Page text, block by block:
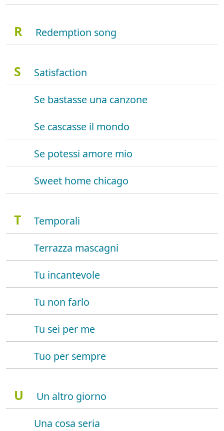
R Redemption song
S
Satisfaction
Se bastasse una canzone
Se cascasse il mondo
Se potessi amore mio
Sweet home chicago
T
Temporali
Terrazza mascagni
Tu incantevole
Tu non farlo
Tu sei per me
Tuo per sempre
U
Un altro giorno
Una cosa seria